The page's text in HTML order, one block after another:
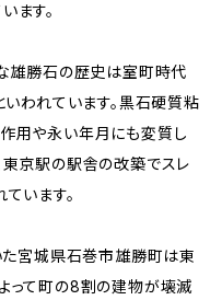
ます。
な雄勝石の歴史は室町時代
われています。黒石硬質粘
用や永い年月にも変質し
東京駅の駅舎の改築でスレ
います。
宮城県石巻市雄勝町は東
って町の8割の建物が壊滅